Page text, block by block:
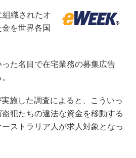
織されたオ
を世界各国
た名目で在宅業務の募集広告
施した調査によると、こういっ
犯たちの違法な資金を移動する
ストラリア人が求人対象となっ